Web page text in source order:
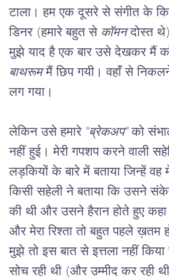
टाला। हम एक दूसरे से संगीत के
डिनर (हमारे बहुत से कॉमन दोस्त
मुझे याद है एक बार उसे देखकर मैं
बाथरूम मैं छिप गयी। वहाँ से
लग गया।
लेकिन उसे हमारे "ब्रेकअप" को
नहीं हुई। मेरी गपशप करने वाली
लड़कियों के बारे में बताया जिन्हें वह
किसी सहेली ने बताया कि उसने
की थी और उसने हैरान होते हुए कहा
और मेरा रिश्ता तो बहुत पहले ख़तम
मुझे तो इस बात से इत्तला नहीं
सोच रही थी (और उम्मीद कर रही